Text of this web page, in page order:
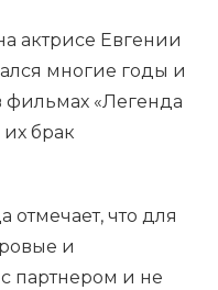
актрисе Евгении
многие годы и
фильмах «Легенда
брак
отмечает, что для
и
партнером и не